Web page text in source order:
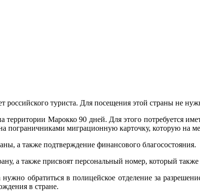
туриста. Для посещения этой страны не
Марокко 90 дней. Для этого потребуется
пограничниками миграционную карточку, которую на
а также подтверждение финансового благосостояния.
а также присвоят персональный номер, который
обратиться в полицейское отделение за
в стране.